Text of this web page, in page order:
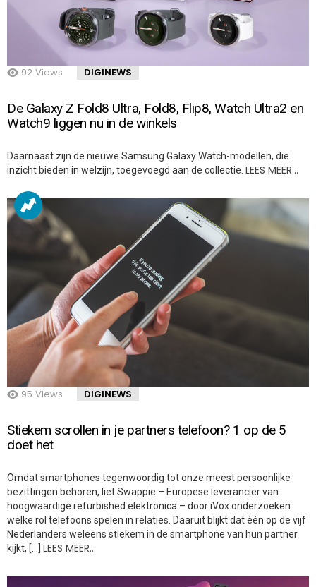
92 Views DIGINEWS
De Galaxy Z Fold8 Ultra, Fold8, Flip8, Watch Ultra2 en
Watch9 liggen nu in de winkels
Daarnaast zijn de nieuwe Samsung Galaxy Watch-modellen, die
inzicht bieden in welzijn, toegevoegd aan de collectie. LEES MEER…
95 Views DIGINEWS
Stiekem scrollen in je partners telefoon? 1 op de 5
doet het
Omdat smartphones tegenwoordig tot onze meest persoonlijke
bezittingen behoren, liet Swappie – Europese leverancier van
hoogwaardige refurbished elektronica – door iVox onderzoeken
welke rol telefoons spelen in relaties. Daaruit blijkt dat één op de vijf
Nederlanders weleens stiekem in de smartphone van hun partner
kijkt, […] LEES MEER…